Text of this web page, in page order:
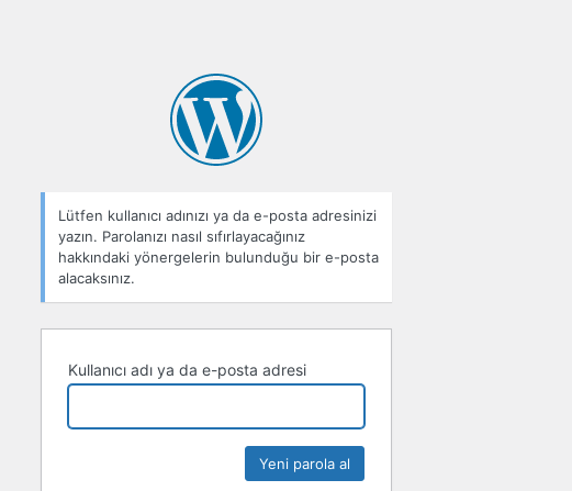
Lütfen kullanıcı adınızı ya da e-posta adresinizi
yazın. Parolanızı nasıl sıfırlayacağınız
hakkındaki yönergelerin bulunduğu bir e-posta
alacaksınız.
Kullanıcı adı ya da e-posta adresi